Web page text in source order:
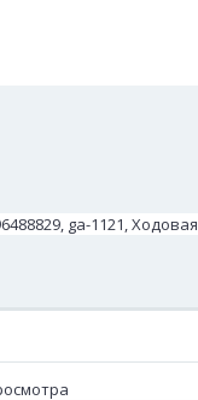
ga-1121, Ходовая